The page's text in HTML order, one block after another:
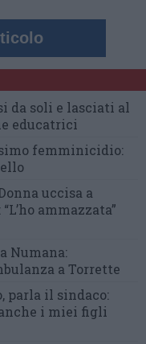
da soli e lasciati al
educatrici
femminicidio:
uccisa a
ammazzata”
Numana:
a Torrette
parla il sindaco:
i miei figli